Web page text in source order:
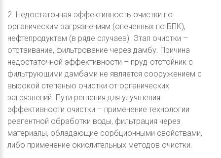
2. Недостаточная эффективность очистки по
органическим загрязнениям (опеченных по БПК),
нефтепродуктам (в ряде случаев). Этап очистки –
отстаивание, фильтрование через дамбу. Причина
недостаточной эффективности – пруд-отстойник с
фильтрующими дамбами не является сооружением с
высокой степенью очистки от органических
загрязнений. Пути решения для улучшения
эффективности очистки – применение технологии
реагентной обработки воды, фильтрация через
материалы, обладающие сорбционными свойствами,
либо применение окислительных методов очистки.